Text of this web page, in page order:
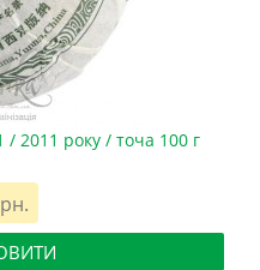
2011 року / точа 100 г